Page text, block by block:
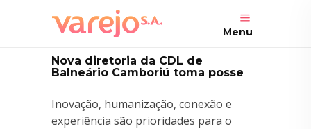
Menu
Nova diretoria da CDL de
Balneário Camboriú toma posse
Inovação, humanização, conexão e
experiência são prioridades para o